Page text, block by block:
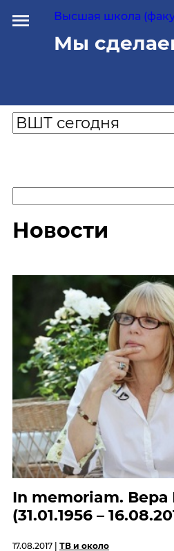
Высшая школа
Мы
Новости
In memoriam. Вера
(31.01.1956 –
17.08.2017 | ТВ и около